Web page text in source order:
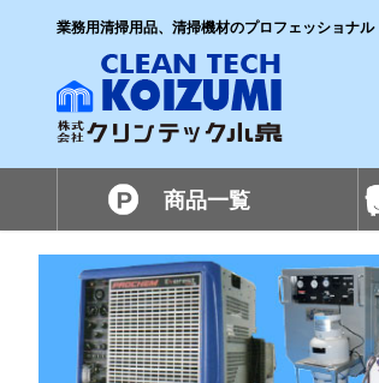
業務用清掃用品、清掃機材のプロフェッショナル
商品一覧